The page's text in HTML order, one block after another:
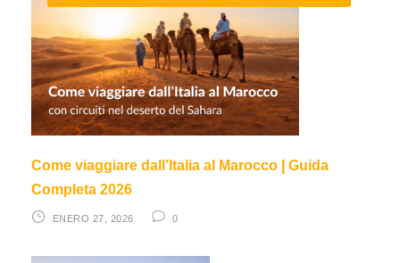
Come viaggiare dall’Italia al Marocco | Guida
Completa 2026
ENERO 27, 2026 0